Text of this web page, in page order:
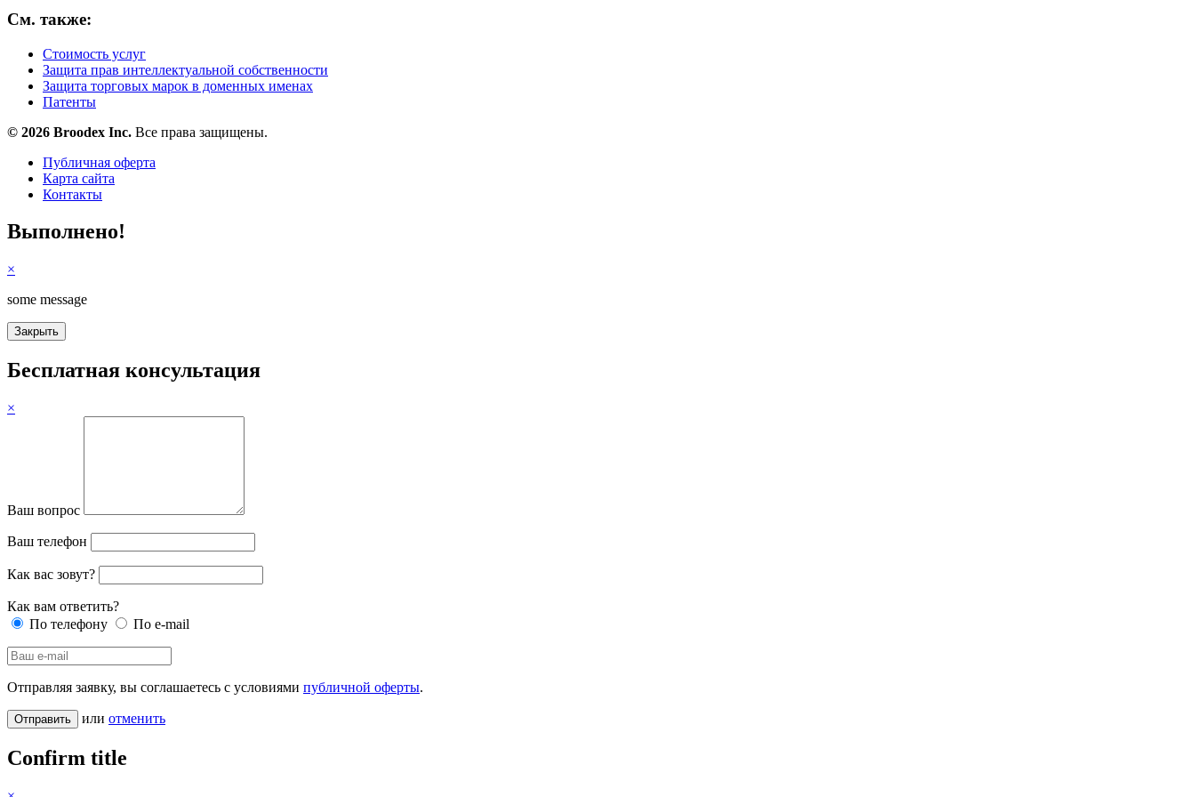
См. также:
Стоимость услуг
Защита прав интеллектуальной собственности
Защита торговых марок в доменных именах
Патенты
© 2026 Broodex Inc. Все права защищены.
Публичная оферта
Карта сайта
Контакты
Выполнено!
×
some message
Бесплатная консультация
×
Ваш вопрос
Ваш телефон
Как вас зовут?
Как вам ответить?
По телефону
По e-mail
Отправляя заявку, вы соглашаетесь с условиями публичной оферты.
или отменить
Confirm title